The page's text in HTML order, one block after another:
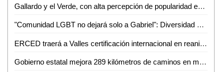
Gallardo y el Verde, con alta percepción de popularidad en SLP: Roy Campos
"Comunidad LGBT no dejará solo a Gabriel": Diversidad e Igualdad alza la voz por su asesinato
ERCED traerá a Valles certificación internacional en reanimación cardiopulmonar
Gobierno estatal mejora 289 kilómetros de caminos en marzo